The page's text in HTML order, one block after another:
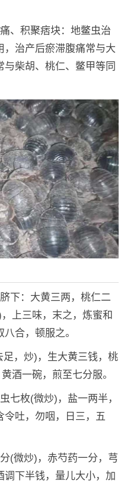
、积聚痞块：地鳖虫治
，治产后瘀滞腹痛常与大
柴胡、桃仁、鳖甲等同
下：大黄三两，桃仁二
上三味，末之，炼蜜和
合，顿服之。
，炒)，生大黄三钱，桃
酒一碗，煎至七分服。
七枚(微炒)，盐一两半，
令吐，勿咽，日三，五
(微炒)，赤芍药一分，芎
调下半钱，量儿大小，加